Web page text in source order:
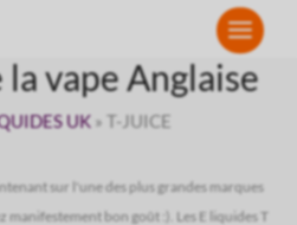
T-Juice: Une
vape Anglaise
UK » T-JUICE
sur l'une des plus grandes marques
manifestement bon goût :). Les E liquides T